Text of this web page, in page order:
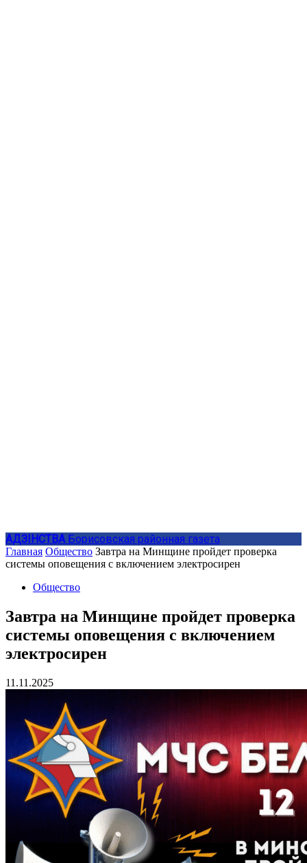
АДЗIНСТВА Борисовская районная газета
Главная Общество Завтра на Минщине пройдет проверка
системы оповещения с включением электросирен
Общество
Завтра на Минщине пройдет проверка
системы оповещения с включением
электросирен
11.11.2025